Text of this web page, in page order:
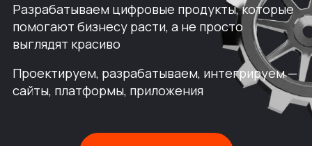
Кейсы
Компания
О нас
Заказная веб-разработка
Разрабатываем цифровые продукты, которые
помогают бизнесу расти, а не просто
выглядят красиво
Проектируем, разрабатываем, интегрируем —
сайты, платформы, приложения